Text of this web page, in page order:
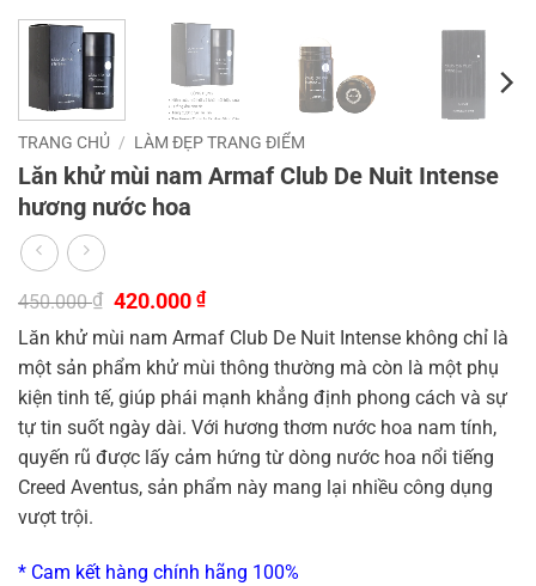
TRANG CHỦ / LÀM ĐẸP TRANG ĐIỂM
Lăn khử mùi nam Armaf Club De Nuit Intense
hương nước hoa
450.000₫ Giá
là:
450.000 ₫.
420.000 ₫Giá
tại
là:
420.000 ₫.
Lăn khử mùi nam Armaf Club De Nuit Intense không chỉ là
một sản phẩm khử mùi thông thường mà còn là một phụ
kiện tinh tế, giúp phái mạnh khẳng định phong cách và sự
tự tin suốt ngày dài. Với hương thơm nước hoa nam tính,
quyến rũ được lấy cảm hứng từ dòng nước hoa nổi tiếng
Creed Aventus, sản phẩm này mang lại nhiều công dụng
vượt trội.
* Cam kết hàng chính hãng 100%